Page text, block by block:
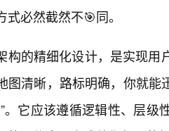
式必然截然不🎯同。
构的精细化设计，是实现用
图清晰，路标明确，你就
。它应该遵循逻辑性、层